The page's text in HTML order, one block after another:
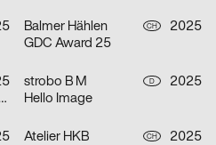
Balmer Hählen CH
2025
GDC Award 25
Willisau
strobo B M D
2025
Hello Image
Atelier HKB CH
2025